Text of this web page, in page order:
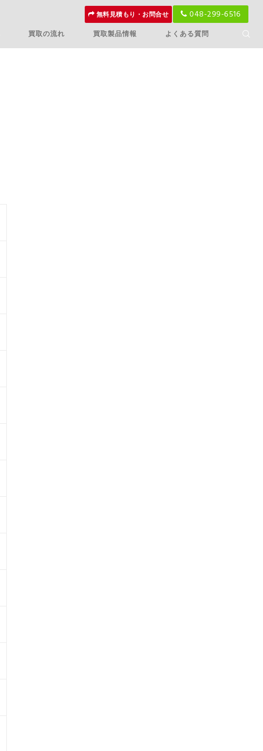
無料見積もり・お問合せ 048-299-6516
買取の流れ 買取製品情報 よくある質問